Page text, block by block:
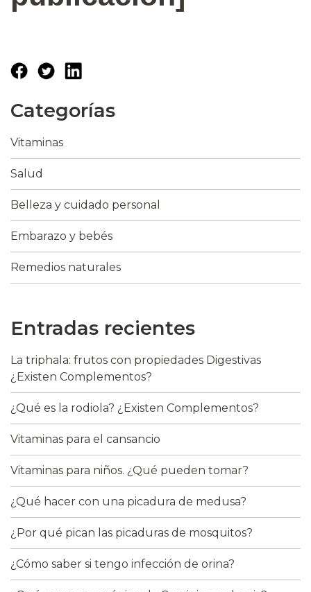
Categorías
Vitaminas
Salud
Belleza y cuidado personal
Embarazo y bebés
Remedios naturales
Entradas recientes
La triphala: frutos con propiedades Digestivas
¿Existen Complementos?
¿Qué es la rodiola? ¿Existen Complementos?
Vitaminas para el cansancio
Vitaminas para niños. ¿Qué pueden tomar?
¿Qué hacer con una picadura de medusa?
¿Por qué pican las picaduras de mosquitos?
¿Cómo saber si tengo infección de orina?